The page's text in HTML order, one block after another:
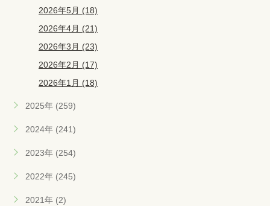
2026年5月 (18)
2026年4月 (21)
2026年3月 (23)
2026年2月 (17)
2026年1月 (18)
2025年 (259)
2024年 (241)
2023年 (254)
2022年 (245)
2021年 (2)